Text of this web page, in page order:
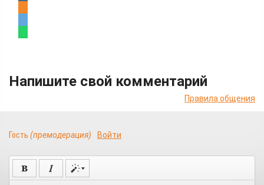
Напишите свой комментарий
Правила общения
Гость (премодерация) Войти